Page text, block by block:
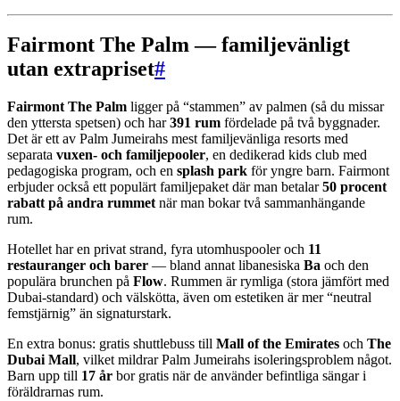
Fairmont The Palm — familjevänligt
utan extrapriset#
Fairmont The Palm ligger på “stammen” av palmen (så du missar
den yttersta spetsen) och har391 rum fördelade på två byggnader.
Det är ett av Palm Jumeirahs mest familjevänliga resorts med
separata vuxen- och familjepooler, en dedikerad kids club med
pedagogiska program, och en splash park för yngre barn. Fairmont
erbjuder också ett populärt familjepaket där man betalar50 procent
rabatt på andra rummet när man bokar två sammanhängande
rum.
Hotellet har en privat strand, fyra utomhuspooler och 11
restauranger och barer — bland annat libanesiska Ba och den
populära brunchen på Flow. Rummen är rymliga (stora jämfört med
Dubai-standard) och välskötta, även om estetiken är mer “neutral
femstjärnig” än signaturstark.
En extra bonus: gratis shuttlebuss till Mall of the Emirates och The
Dubai Mall, vilket mildrar Palm Jumeirahs isoleringsproblem något.
Barn upp till 17 år bor gratis när de använder befintliga sängar i
föräldrarnas rum.